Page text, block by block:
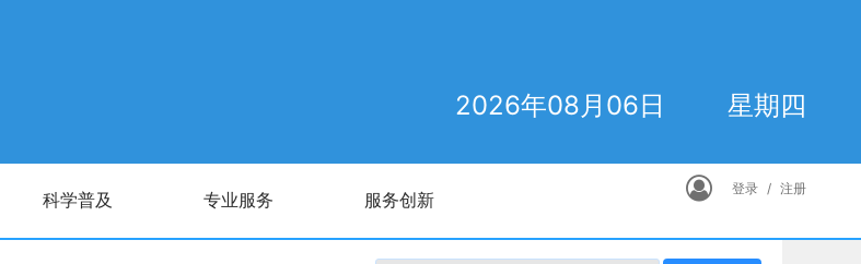
2026年08月06日 星期四
登录 / 注册
科学普及 专业服务 服务创新